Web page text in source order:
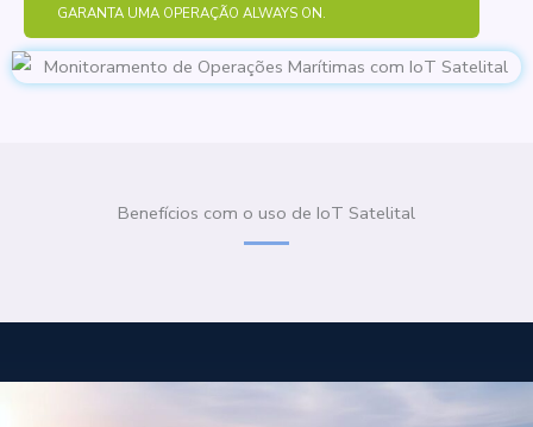
GARANTA UMA OPERAÇÃO ALWAYS ON.
Benefícios com o uso de IoT Satelital